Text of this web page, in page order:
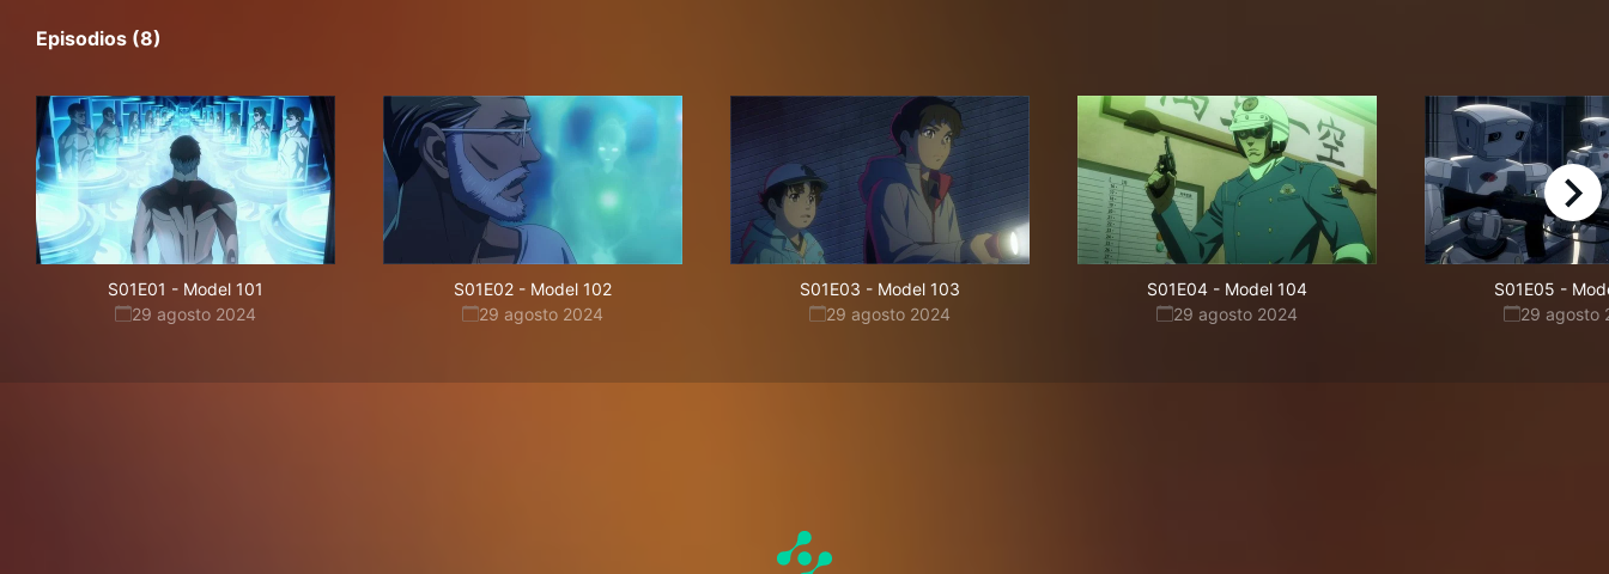
Episodios (8)
S01E01 - Model 101
29 agosto 2024
S01E02 - Model 102
29 agosto 2024
S01E03 - Model 103
29 agosto 2024
S01E04 - Model 104
29 agosto 2024
S01E05 -
29 agosto
right